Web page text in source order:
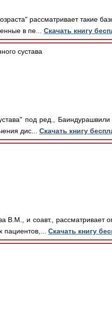
рассматривает такие
в пе... Скачать книгу
сустава
под ред., Баиндурашвили
дис... Скачать книгу
В.М., и соавт., рассматривает
пациентов,... Скачать книгу